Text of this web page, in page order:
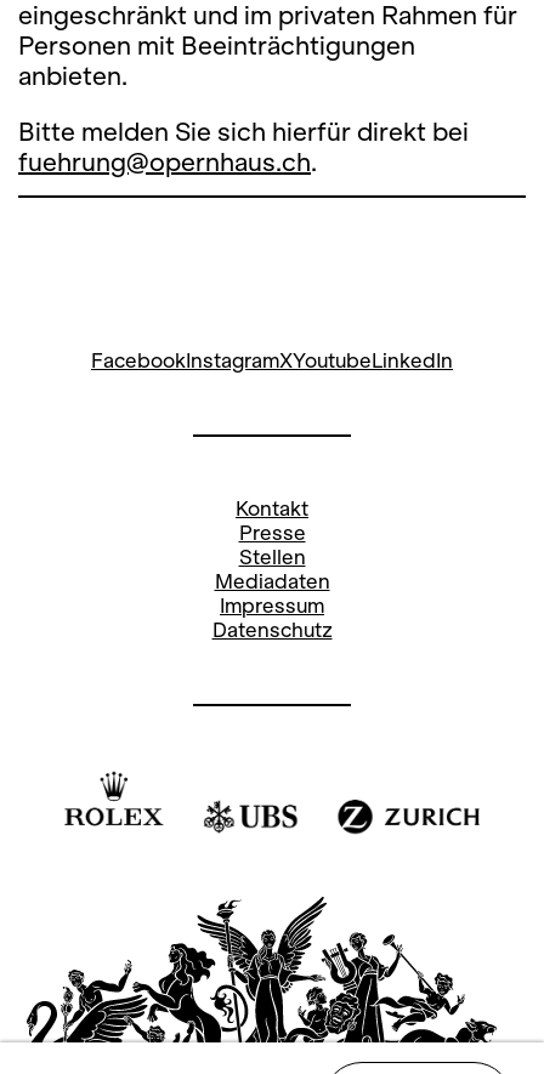
eingeschränkt und im privaten Rahmen für
Personen mit Beeinträchtigungen
anbieten.
Bitte melden Sie sich hierfür direkt bei
fuehrung@opernhaus.ch.
FacebookInstagramXYoutubeLinkedIn
Kontakt
Presse
Stellen
Mediadaten
Impressum
Datenschutz